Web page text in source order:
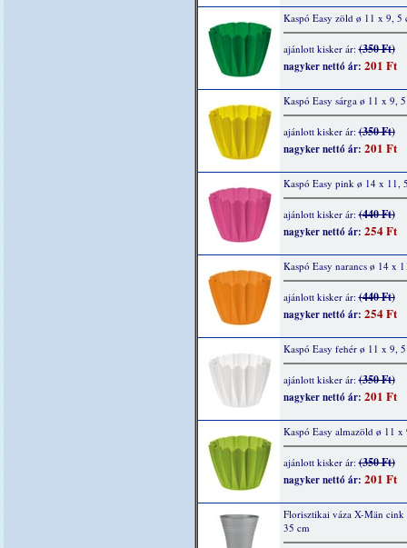
Kaspó Easy zöld ø 11 x 9, 5
ajánlott kisker ár:(350 Ft)
nagyker nettó ár: 201 Ft
Kaspó Easy sárga ø 11 x 9,
ajánlott kisker ár:(350 Ft)
nagyker nettó ár: 201 Ft
Kaspó Easy pink ø 14 x 11,
ajánlott kisker ár:(440 Ft)
nagyker nettó ár: 254 Ft
Kaspó Easy narancs ø 14 x
ajánlott kisker ár:(440 Ft)
nagyker nettó ár: 254 Ft
Kaspó Easy fehér ø 11 x 9,
ajánlott kisker ár:(350 Ft)
nagyker nettó ár: 201 Ft
Kaspó Easy almazöld ø 11 x
ajánlott kisker ár:(350 Ft)
nagyker nettó ár: 201 Ft
Florisztikai váza X-Män
35 cm